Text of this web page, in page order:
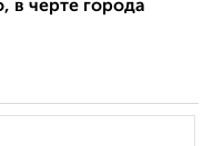
в черте города